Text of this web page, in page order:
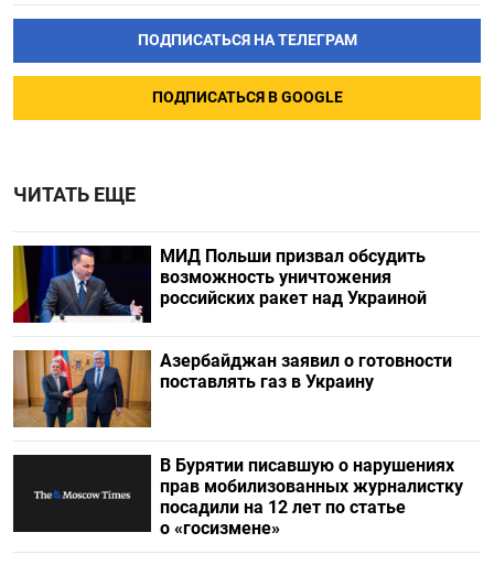
ПОДПИСАТЬСЯ НА ТЕЛЕГРАМ
ПОДПИСАТЬСЯ В GOOGLE
ЧИТАТЬ ЕЩЕ
МИД Польши призвал обсудить
возможность уничтожения
российских ракет над Украиной
Азербайджан заявил о готовности
поставлять газ в Украину
В Бурятии писавшую о нарушениях
прав мобилизованных журналистку
посадили на 12 лет по статье
о «госизмене»